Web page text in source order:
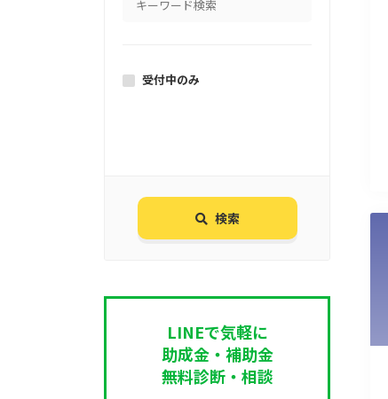
受付中のみ
検索
LINEで気軽に
助成金・補助金
無料診断・相談